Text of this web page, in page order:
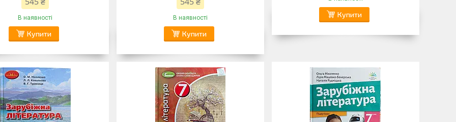
В наявності
Купити
В наявності
Купити
Купити